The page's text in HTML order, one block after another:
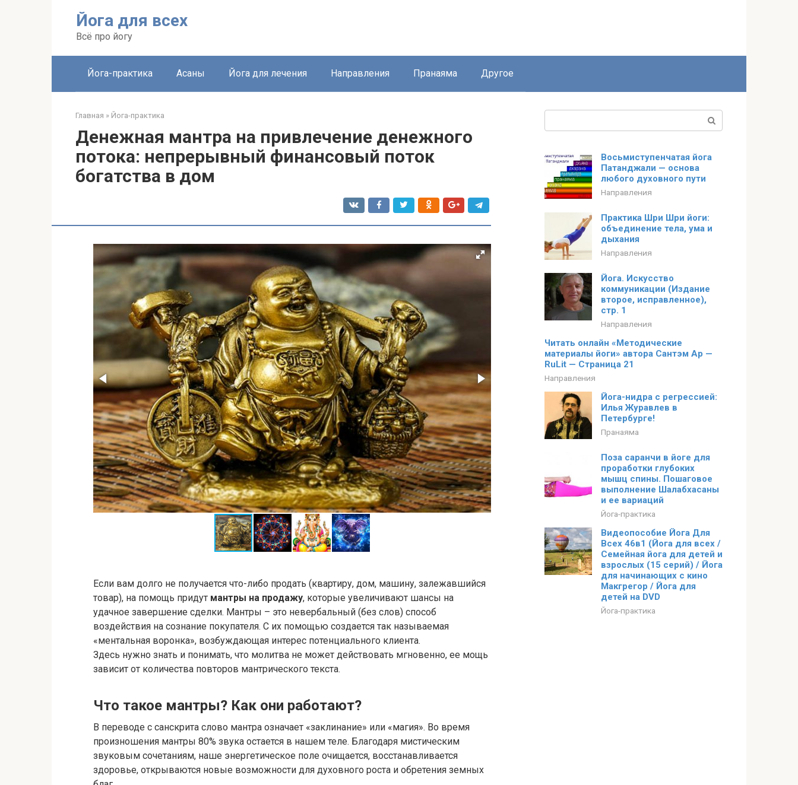
Йога для всех
Всё про йогу
Йога-практика Асаны Йога для лечения Направления Пранаяма Другое
Главная » Йога-практика
Денежная мантра на привлечение денежного
потока: непрерывный финансовый поток
богатства в дом
Если вам долго не получается что-либо продать (квартиру, дом, машину, залежавшийся
товар), на помощь придут мантры на продажу, которые увеличивают шансы на
удачное завершение сделки. Мантры – это невербальный (без слов) способ
воздействия на сознание покупателя. С их помощью создается так называемая
«ментальная воронка», возбуждающая интерес потенциального клиента.
Здесь нужно знать и понимать, что молитва не может действовать мгновенно, ее мощь
зависит от количества повторов мантрического текста.
Что такое мантры? Как они работают?
В переводе с санскрита слово мантра означает «заклинание» или «магия». Во время
произношения мантры 80% звука остается в нашем теле. Благодаря мистическим
звуковым сочетаниям, наше энергетическое поле очищается, восстанавливается
здоровье, открываются новые возможности для духовного роста и обретения земных
Восьмиступенчатая йога
Патанджали — основа
любого духовного пути
Направления
Практика Шри Шри йоги:
объединение тела, ума и
дыхания
Направления
Йога. Искусство
коммуникации (Издание
второе, исправленное),
стр. 1
Направления
Читать онлайн «Методические
материалы йоги» автора Сантэм Ар —
RuLit — Страница 21
Направления
Йога-нидра с регрессией:
Илья Журавлев в
Петербурге!
Пранаяма
Поза саранчи в йоге для
проработки глубоких
мышц спины. Пошаговое
выполнение Шалабхасаны
и ее вариаций
Йога-практика
Видеопособие Йога Для
Всех 46в1 (Йога для всех /
Семейная йога для детей и
взрослых (15 серий) / Йога
для начинающих с кино
Макгрегор / Йога для
детей на DVD
Йога-практика